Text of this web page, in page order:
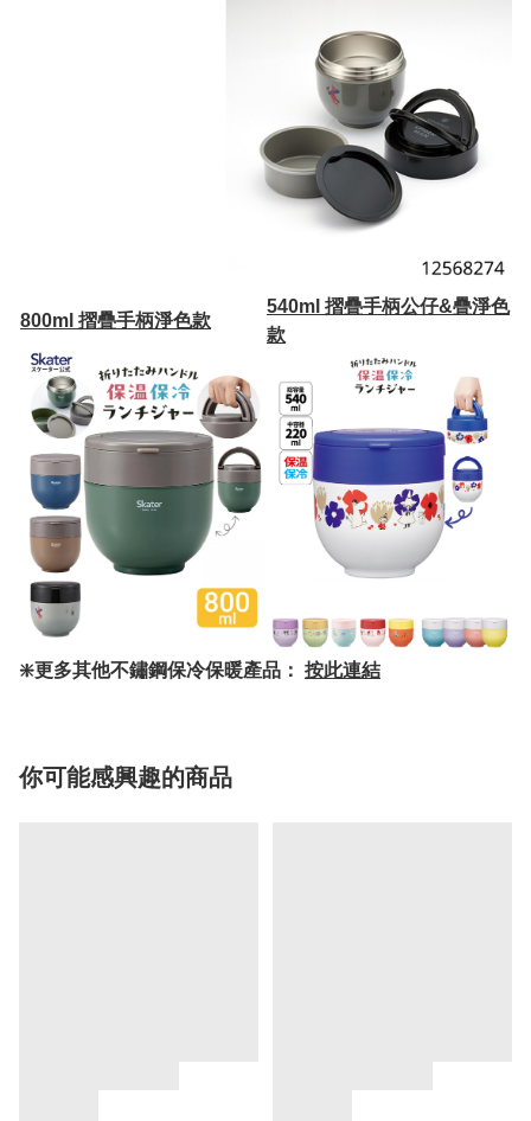
800ml 摺疊手柄淨色款
540ml 摺疊手柄公仔&疊淨色
款
❇️更多其他不鏽鋼保冷保暖產品： 按此連結
你可能感興趣的商品